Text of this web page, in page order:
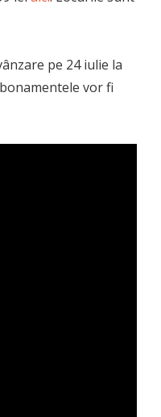
pe 24 iulie la
vor fi